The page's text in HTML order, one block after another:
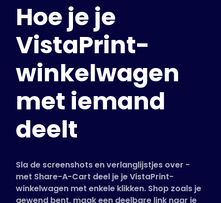
Oplossingen
Voor consumenten
Voor scholen
Voor ondernemingen
HaalPlus+
Inloggen
Nederlands (Dutch)
Hoe je je
VistaPrint-
winkelwagen
met iemand
deelt
Sla de screenshots en verlanglijstjes over -
met Share-A-Cart deel je je VistaPrint-
winkelwagen met enkele klikken. Shop zoals je
gewend bent, maak een deelbare link naar je